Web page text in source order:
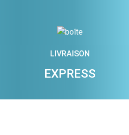
LIVRAISON
EXPRESS